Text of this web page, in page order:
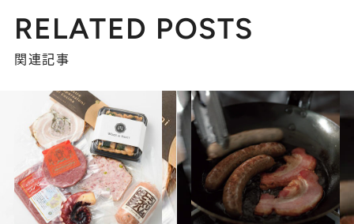
RELATED POSTS
関連記事